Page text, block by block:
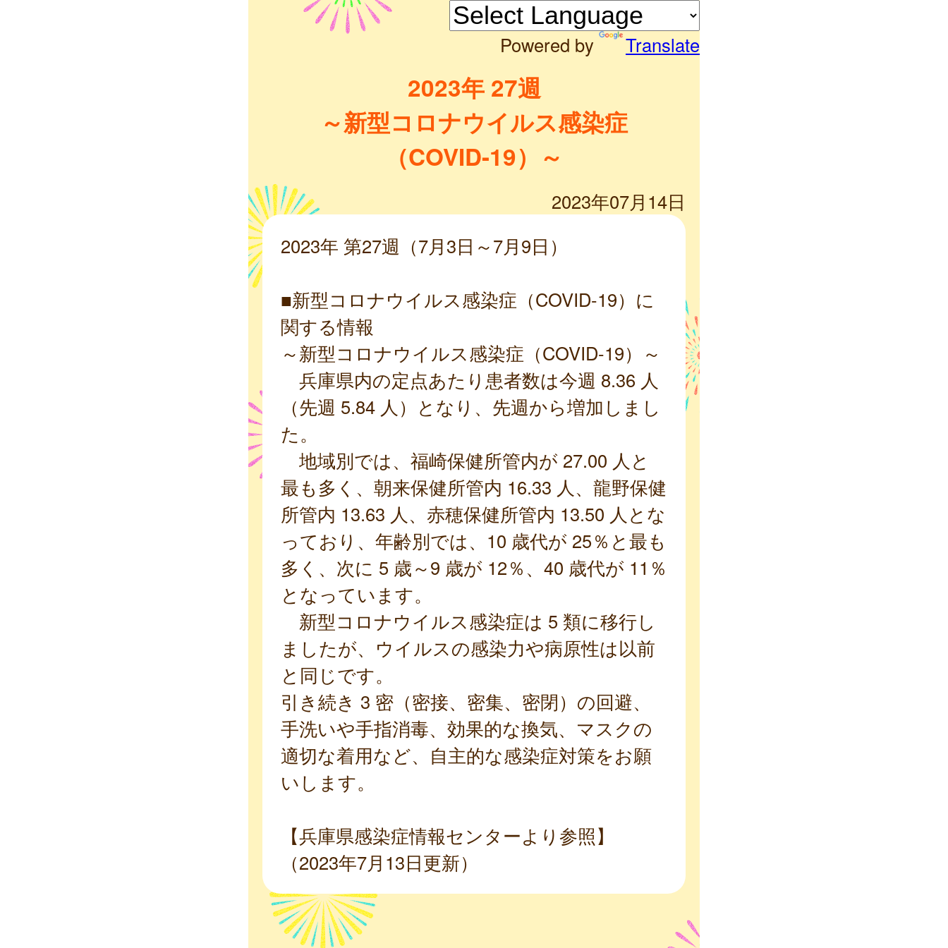
Powered by Translate
2023年 27週
～新型コロナウイルス感染症
（COVID-19）～
2023年07月14日
2023年 第27週（7月3日～7月9日）
■新型コロナウイルス感染症（COVID-19）に
関する情報
～新型コロナウイルス感染症（COVID-19）～
兵庫県内の定点あたり患者数は今週 8.36 人
（先週 5.84 人）となり、先週から増加しまし
た。
地域別では、福崎保健所管内が 27.00 人と
最も多く、朝来保健所管内 16.33 人、龍野保健
所管内 13.63 人、赤穂保健所管内 13.50 人とな
っており、年齢別では、10 歳代が 25％と最も
多く、次に 5 歳～9 歳が 12％、40 歳代が 11％
となっています。
新型コロナウイルス感染症は 5 類に移行し
ましたが、ウイルスの感染力や病原性は以前
と同じです。
引き続き 3 密（密接、密集、密閉）の回避、
手洗いや手指消毒、効果的な換気、マスクの
適切な着用など、自主的な感染症対策をお願
いします。
【兵庫県感染症情報センターより参照】
（2023年7月13日更新）